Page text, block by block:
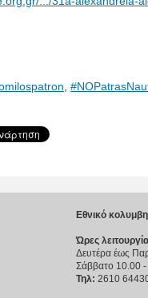
Εθνικό
Ώρες
Δευτέρα έως
Σάββατο 10.00
Τηλ: 2610